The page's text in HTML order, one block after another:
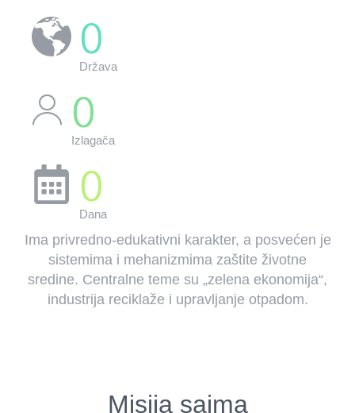
Država
0
Izlagača
0
Dana
0
Ima privredno-edukativni karakter, a posvećen je
sistemima i mehanizmima zaštite životne
sredine. Centralne teme su „zelena ekonomija“,
industrija reciklaže i upravljanje otpadom.
Misija sajma